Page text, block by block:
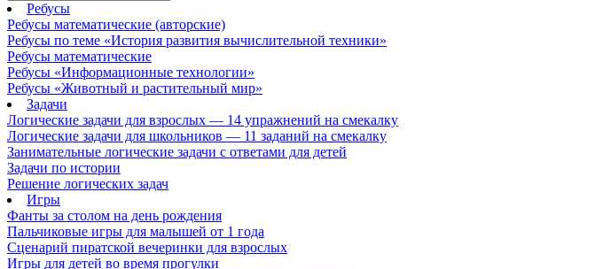
Ребусы
Ребусы математические (авторские)
Ребусы по теме «История развития вычислительной техники»
Ребусы математические
Ребусы «Информационные технологии»
Ребусы «Животный и растительный мир»
Задачи
Логические задачи для взрослых — 14 упражнений на смекалку
Логические задачи для школьников — 11 заданий на смекалку
Занимательные логические задачи с ответами для детей
Задачи по истории
Решение логических задач
Игры
Фанты за столом на день рождения
Пальчиковые игры для малышей от 1 года
Сценарий пиратской вечеринки для взрослых
Игры для детей во время прогулки